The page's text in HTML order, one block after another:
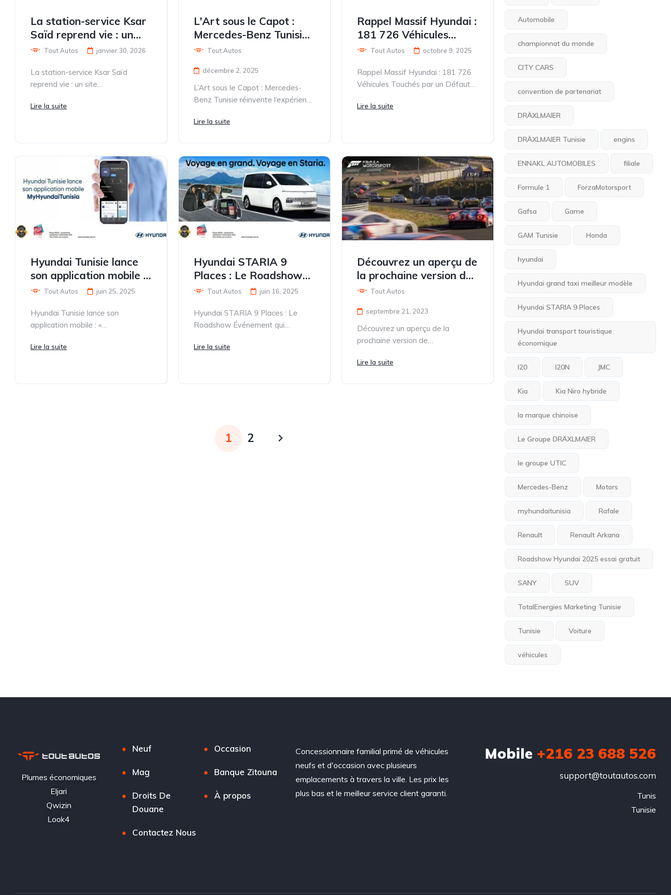
La station-service Ksar
Saïd reprend vie : un
site métamorphosé et
des automobilistes
Tout Autos janvier 30, 2026
La station-service Ksar Saïd
reprend vie : un site
service des automobilistes La
Lire la suite
L'Art sous le Capot :
Mercedes-Benz Tunisie
réinvente l'expérience
Tout Autos
décembre 2, 2025
L’Art sous le Capot : Mercedes-
Benz Tunisie réinvente l’expérience
expose des œuvres d’art dans
Lire la suite
Rappel Massif Hyundai :
181 726 Véhicules
Touchés par un Défaut
Carburant
Tout Autos octobre 9, 2025
Rappel Massif Hyundai : 181 726
Véhicules Touchés par un Défaut
Alerte Sécurité...
Lire la suite
Hyundai Tunisie lance
son application mobile :
« MyHyundaiTunisia ».
Tout Autos juin 25, 2025
Hyundai Tunisie lance son
application mobile : «
Hyundai Motor, distributeur officiel
Lire la suite
Hyundai STARIA 9
Places : Le Roadshow
Événement qui
Tout Autos juin 16, 2025
Hyundai STARIA 9 Places : Le
Roadshow Événement qui
Lance la 2ème Édition...
Lire la suite
Découvrez un aperçu de
la prochaine version de
ForzaMotorsport
Tout Autos
septembre 21, 2023
Découvrez un aperçu de la
prochaine version de
Studiosa dévoilé les 17 premières
Lire la suite
1 2
Automobile
championnat du monde
CITY CARS
convention de partenariat
DRÄXLMAIER
DRÄXLMAIER Tunisie engins
ENNAKL AUTOMOBILES filiale
Formule 1 ForzaMotorsport
Gafsa Game
GAM Tunisie Honda
hyundai
Hyundai grand taxi meilleur modèle
Hyundai STARIA 9 Places
Hyundai transport touristique
économique
I20 I20N JMC
Kia Kia Niro hybride
la marque chinoise
Le Groupe DRÄXLMAIER
le groupe UTIC
Mercedes-Benz Motors
myhundaitunisia Rafale
Renault Renault Arkana
Roadshow Hyundai 2025 essai gratuit
SANY SUV
TotalEnergies Marketing Tunisie
Tunisie Voiture
véhicules
Plumes économiques
Eljari
Qwizin
Look4
Neuf Occasion
Mag Banque Zitouna
Droits De
Douane
À propos
Contactez Nous
Concessionnaire familial primé de véhicules
neufs et d'occasion avec plusieurs
emplacements à travers la ville. Les prix les
plus bas et le meilleur service client garanti.
Mobile +216 23 688 526
support@toutautos.com
Tunis
Tunisie